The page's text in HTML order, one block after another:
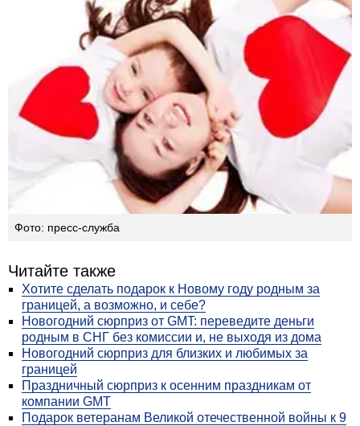
Фото: пресс-служба
Читайте также
Хотите сделать подарок к Новому году родным за
границей, а возможно, и себе?
Новогодний сюрприз от GMT: переведите деньги
родным в СНГ без комиссии и, не выходя из дома
Новогодний сюрприз для близких и любимых за
границей
Праздничный сюрприз к осенним праздникам от
компании GMT
Подарок ветеранам Великой отечественной войны к 9